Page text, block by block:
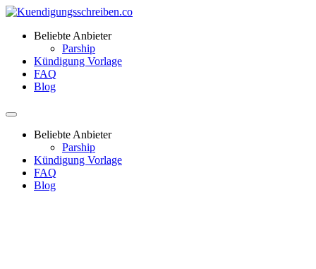
Beliebte Anbieter
Parship
Kündigung Vorlage
FAQ
Blog
Beliebte Anbieter
Parship
Kündigung Vorlage
FAQ
Blog